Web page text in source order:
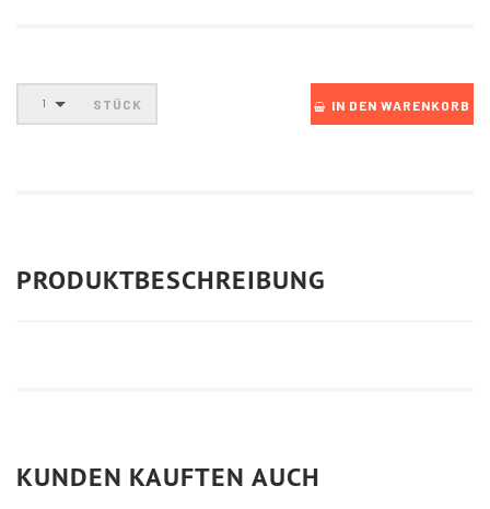
1 STÜCK IN DEN WARENKORB
PRODUKTBESCHREIBUNG
KUNDEN KAUFTEN AUCH